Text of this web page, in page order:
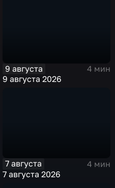
9 августа
4 мин
9 августа 2026
7 августа
4 мин
7 августа 2026